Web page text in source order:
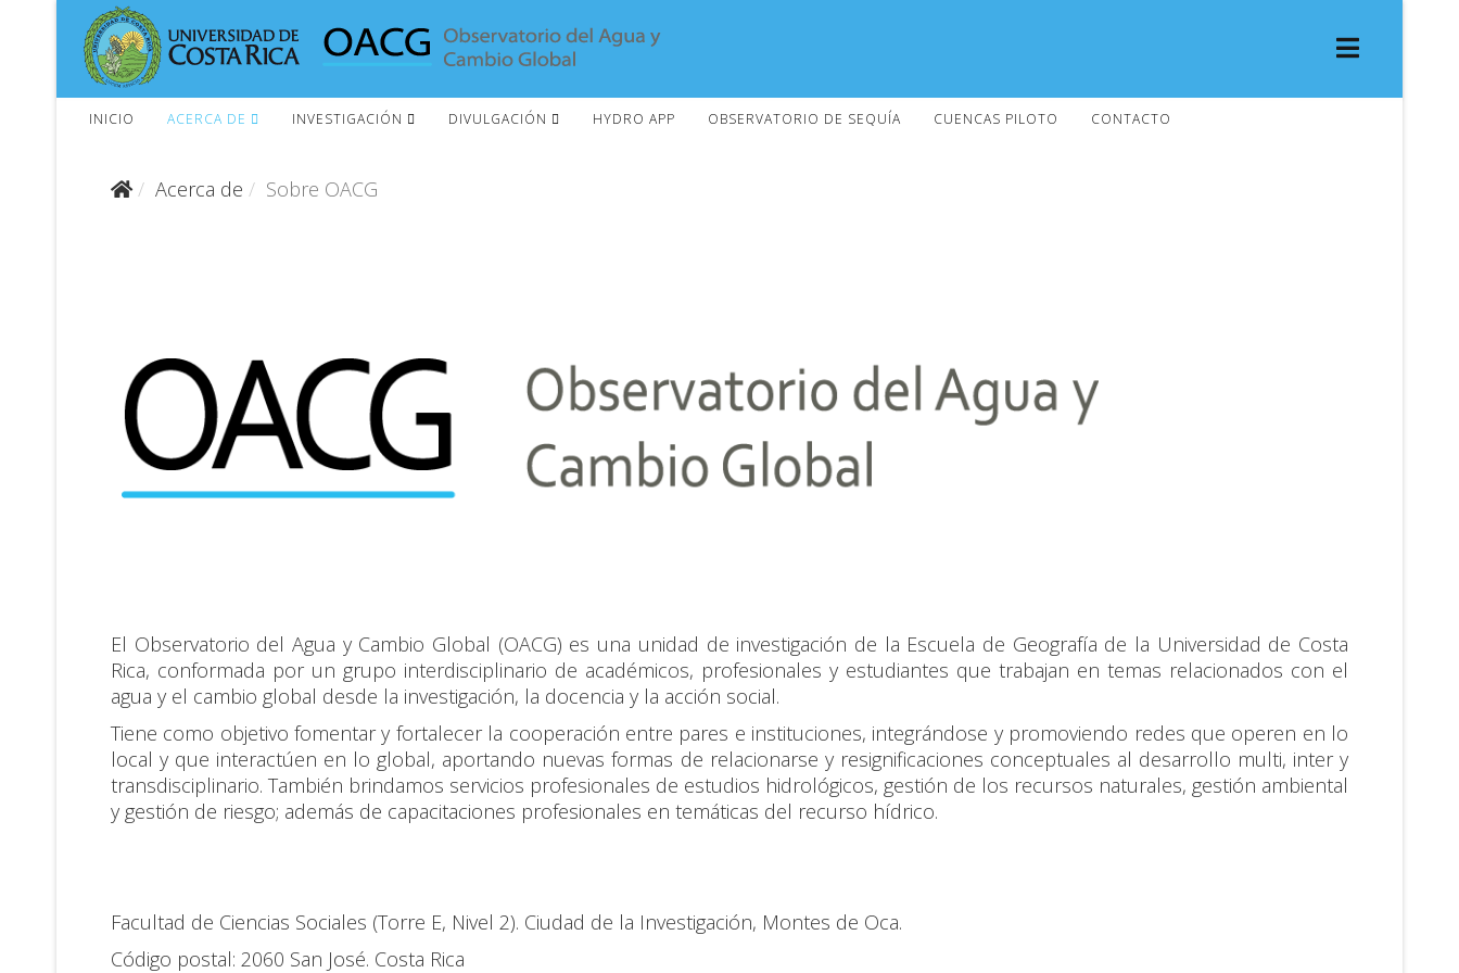
INICIO ACERCA DE INVESTIGACIÓN DIVULGACIÓN HYDRO APP OBSERVATORIO DE SEQUÍA CUENCAS PILOTO CONTACTO
Acerca de Sobre OACG
El Observatorio del Agua y Cambio Global (OACG) es una unidad de investigación de la Escuela de Geografía de la Universidad de Costa
Rica, conformada por un grupo interdisciplinario de académicos, profesionales y estudiantes que trabajan en temas relacionados con el
agua y el cambio global desde la investigación, la docencia y la acción social.
Tiene como objetivo fomentar y fortalecer la cooperación entre pares e instituciones, integrándose y promoviendo redes que operen en lo
local y que interactúen en lo global, aportando nuevas formas de relacionarse y resignificaciones conceptuales al desarrollo multi, inter y
transdisciplinario. También brindamos servicios profesionales de estudios hidrológicos, gestión de los recursos naturales, gestión ambiental
y gestión de riesgo; además de capacitaciones profesionales en temáticas del recurso hídrico.
Facultad de Ciencias Sociales (Torre E, Nivel 2). Ciudad de la Investigación, Montes de Oca.
Código postal: 2060 San José. Costa Rica